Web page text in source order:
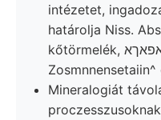
intézetet,
határolja Niss.
kőtörmelék, אפאךא merken. erreicbt
Mineralogiát